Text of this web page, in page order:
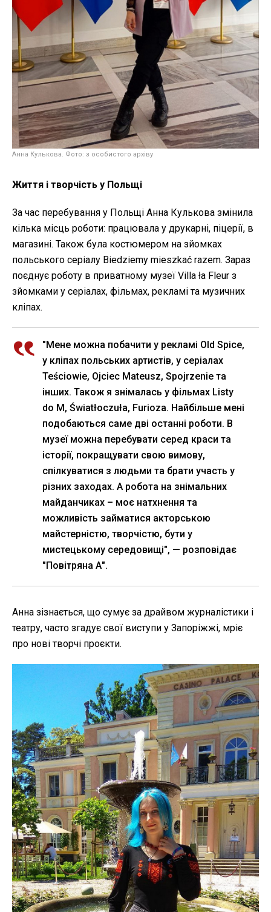
Анна Кулькова. Фото: з особистого архіву
Життя і творчість у Польщі
За час перебування у Польщі Анна Кулькова змінила
кілька місць роботи: працювала у друкарні, піцерії, в
магазині. Також була костюмером на зйомках
польського серіалу Biedziemy mieszkać razem. Зараз
поєднує роботу в приватному музеї Villa ła Fleur з
зйомками у серіалах, фільмах, рекламі та музичних
кліпах.
"Мене можна побачити у рекламі Old Spice,
у кліпах польських артистів, у серіалах
Teściowie, Ojciec Mateusz, Spojrzenie та
інших. Також я знімалась у фільмах Listy
do M, Światłoczuła, Furioza. Найбільше мені
подобаються саме дві останні роботи. В
музеї можна перебувати серед краси та
історії, покращувати свою вимову,
спілкуватися з людьми та брати участь у
різних заходах. А робота на знімальних
майданчиках – моє натхнення та
можливість займатися акторською
майстерністю, творчістю, бути у
мистецькому середовищі", — розповідає
"Повітряна А".
Анна зізнається, що сумує за драйвом журналістики і
театру, часто згадує свої виступи у Запоріжжі, мріє
про нові творчі проєкти.